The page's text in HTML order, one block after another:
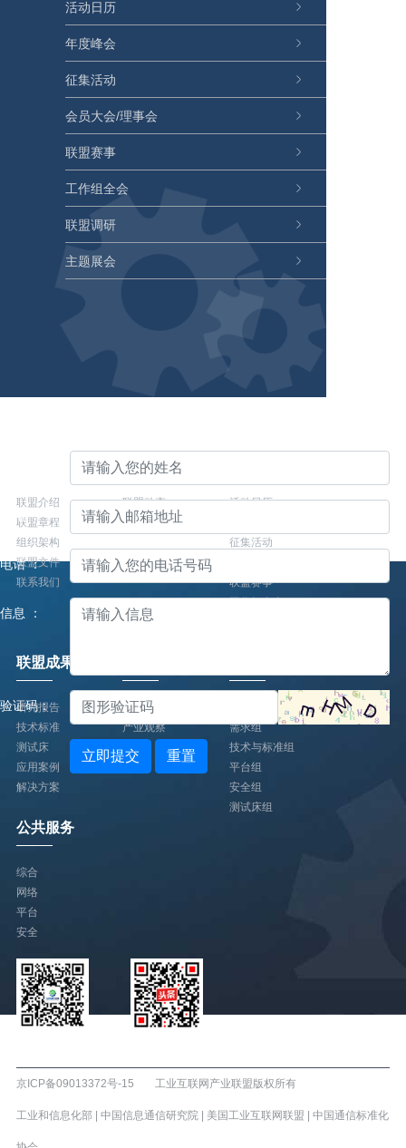
活动日历
年度峰会
征集活动
会员大会/理事会
联盟赛事
工作组全会
联盟调研
主题展会
关于联盟
联盟介绍
联盟章程
组织架构
联盟文件
联系我们
联盟动态
联盟动态
联盟活动
活动日历
征集活动
联盟赛事
工作组全会
联盟成果
研究报告
技术标准
测试床
应用案例
解决方案
专家观点
产业观察
需求组
技术与标准组
平台组
安全组
测试床组
公共服务
综合
网络
平台
安全
邮箱 ：
电话 ：
信息 ：
验证码：
立即提交 重置
京ICP备09013372号-15 工业互联网产业联盟版权所有
工业和信息化部| 中国信息通信研究院 | 美国工业互联网联盟 | 中国通信标准化